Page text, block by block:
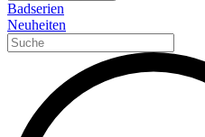
Badserien
Neuheiten